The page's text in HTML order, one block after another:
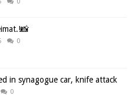
0
0
in synagogue car, knife attack
0